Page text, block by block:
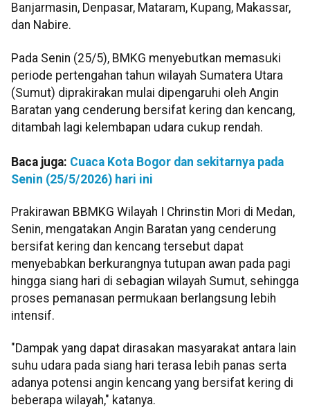
Banjarmasin, Denpasar, Mataram, Kupang, Makassar,
dan Nabire.
Pada Senin (25/5), BMKG menyebutkan memasuki
periode pertengahan tahun wilayah Sumatera Utara
(Sumut) diprakirakan mulai dipengaruhi oleh Angin
Baratan yang cenderung bersifat kering dan kencang,
ditambah lagi kelembapan udara cukup rendah.
Baca juga: Cuaca Kota Bogor dan sekitarnya pada
Senin (25/5/2026) hari ini
Prakirawan BBMKG Wilayah I Chrinstin Mori di Medan,
Senin, mengatakan Angin Baratan yang cenderung
bersifat kering dan kencang tersebut dapat
menyebabkan berkurangnya tutupan awan pada pagi
hingga siang hari di sebagian wilayah Sumut, sehingga
proses pemanasan permukaan berlangsung lebih
intensif.
"Dampak yang dapat dirasakan masyarakat antara lain
suhu udara pada siang hari terasa lebih panas serta
adanya potensi angin kencang yang bersifat kering di
beberapa wilayah," katanya.